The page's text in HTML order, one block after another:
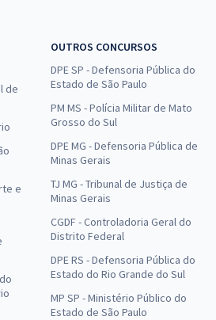
de
e
OUTROS CONCURSOS
DPE SP - Defensoria Pública do
Estado de São Paulo
PM MS - Polícia Militar de Mato
Grosso do Sul
DPE MG - Defensoria Pública de
Minas Gerais
TJ MG - Tribunal de Justiça de
Minas Gerais
CGDF - Controladoria Geral do
Distrito Federal
DPE RS - Defensoria Pública do
Estado do Rio Grande do Sul
MP SP - Ministério Público do
Estado de São Paulo